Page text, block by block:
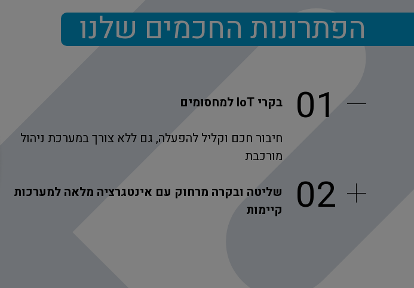
הפתרונות החכמים שלנו
01 בקרי IoT למחסומים
חיבור חכם וקליל להפעלה, גם ללא צורך במערכת ניהול
מורכבת
02
שליטה ובקרה מרחוק עם אינטגרציה מלאה למערכות
קיימות